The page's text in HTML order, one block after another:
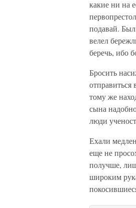
какие ни на
подавай.
велел
беречь, ибо
Бросить
тому же
сына
люди
Ехали
еще не
получше,
широким